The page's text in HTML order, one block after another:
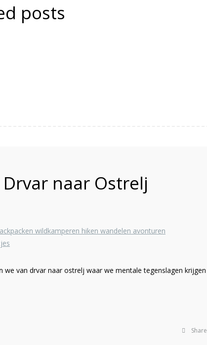
posts
naar Ostrelj
van drvar naar ostrelj waar we mentale tegenslagen krijgen
Share